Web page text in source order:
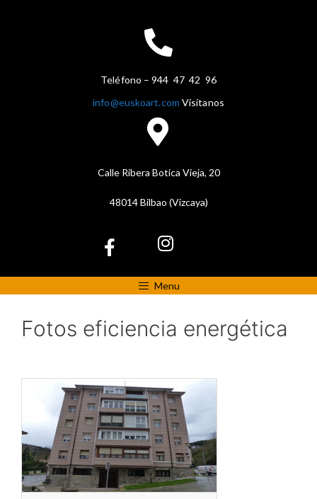
Teléfono – 944 47 42 96
info@euskoart.com Visítanos
Calle Ribera Botica Vieja, 20
48014 Bilbao (Vizcaya)
Menu
Fotos eficiencia energética